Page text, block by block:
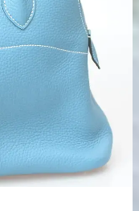
宅配買取の
お申込み